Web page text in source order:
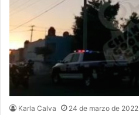
Karla Calva 24 de marzo de 2022